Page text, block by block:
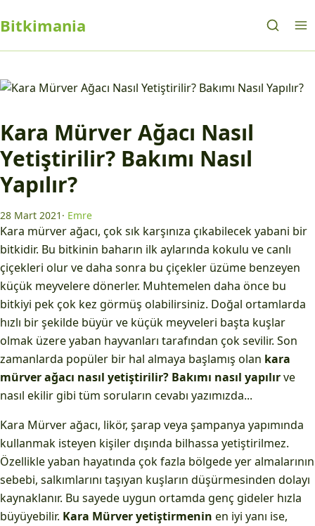
Bitkimania
Kara Mürver Ağacı Nasıl
Yetiştirilir? Bakımı Nasıl
Yapılır?
28 Mart 2021 · Emre
Kara mürver ağacı, çok sık karşınıza çıkabilecek yabani bir
bitkidir. Bu bitkinin baharın ilk aylarında kokulu ve canlı
çiçekleri olur ve daha sonra bu çiçekler üzüme benzeyen
küçük meyvelere dönerler. Muhtemelen daha önce bu
bitkiyi pek çok kez görmüş olabilirsiniz. Doğal ortamlarda
hızlı bir şekilde büyür ve küçük meyveleri başta kuşlar
olmak üzere yaban hayvanları tarafından çok sevilir. Son
zamanlarda popüler bir hal almaya başlamış olan kara
mürver ağacı nasıl yetiştirilir? Bakımı nasıl yapılırve
nasıl ekilir gibi tüm soruların cevabı yazımızda...
Kara Mürver ağacı, likör, şarap veya şampanya yapımında
kullanmak isteyen kişiler dışında bilhassa yetiştirilmez.
Özellikle yaban hayatında çok fazla bölgede yer almalarının
sebebi, salkımlarını taşıyan kuşların düşürmesinden dolayı
kaynaklanır. Bu sayede uygun ortamda genç gideler hızla
büyüyebilir. Kara Mürver yetiştirmenin en iyi yanı ise,